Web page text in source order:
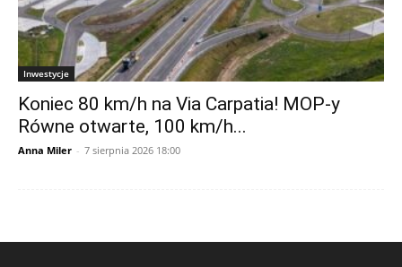
Inwestycje
Koniec 80 km/h na Via Carpatia! MOP-y
Równe otwarte, 100 km/h...
Anna Miler - 7 sierpnia 2026 18:00